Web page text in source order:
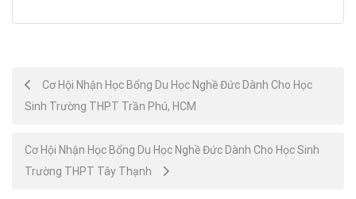
Post
navigation
Cơ Hội Nhận Học Bổng Du Học Nghề Đức Dành Cho Học
Sinh Trường THPT Trần Phú, HCM
Cơ Hội Nhận Học Bổng Du Học Nghề Đức Dành Cho Học Sinh
Trường THPT Tây Thạnh